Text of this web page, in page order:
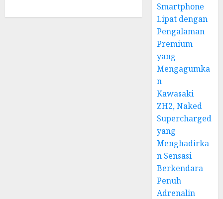
Smartphone
Lipat dengan
Pengalaman
Premium
yang
Mengagumka
n
Kawasaki
ZH2, Naked
Supercharged
yang
Menghadirka
n Sensasi
Berkendara
Penuh
Adrenalin